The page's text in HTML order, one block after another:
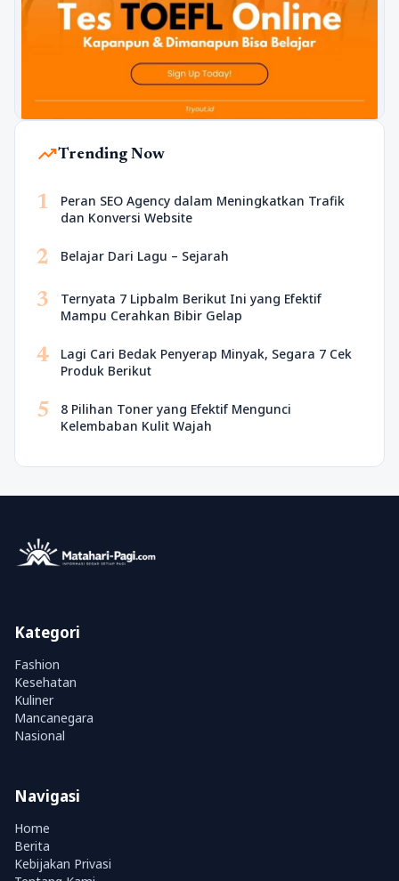
trending_upTrending Now
1
Peran SEO Agency dalam Meningkatkan Trafik
dan Konversi Website
2 Belajar Dari Lagu – Sejarah
3
Ternyata 7 Lipbalm Berikut Ini yang Efektif
Mampu Cerahkan Bibir Gelap
4
Lagi Cari Bedak Penyerap Minyak, Segara 7 Cek
Produk Berikut
5
8 Pilihan Toner yang Efektif Mengunci
Kelembaban Kulit Wajah
Kategori
Fashion
Kesehatan
Kuliner
Mancanegara
Nasional
Navigasi
Home
Berita
Kebijakan Privasi